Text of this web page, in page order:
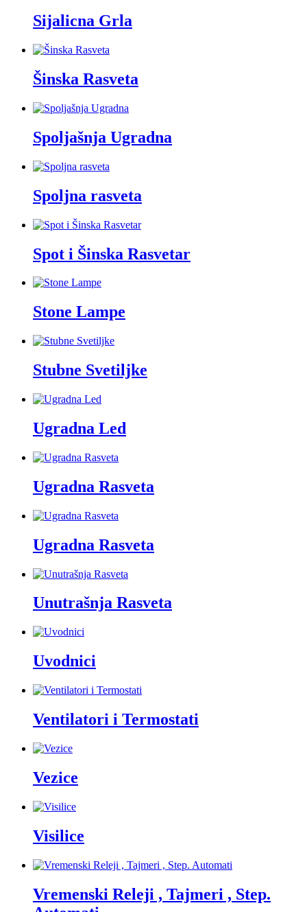
Sijalicna Grla
Šinska Rasveta
Spoljašnja Ugradna
Spoljna rasveta
Spot i Šinska Rasvetar
Stone Lampe
Stubne Svetiljke
Ugradna Led
Ugradna Rasveta
Ugradna Rasveta
Unutrašnja Rasveta
Uvodnici
Ventilatori i Termostati
Vezice
Visilice
Vremenski Releji , Tajmeri , Step.